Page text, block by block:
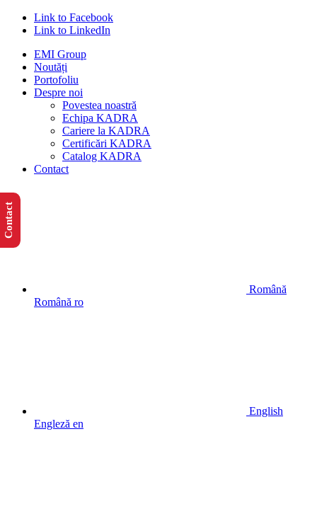
Link to Facebook
Link to LinkedIn
EMI Group
Noutăți
Portofoliu
Despre noi
Povestea noastră
Echipa KADRA
Cariere la KADRA
Certificări KADRA
Catalog KADRA
Contact
Română
Română ro
English
Engleză en
Contact